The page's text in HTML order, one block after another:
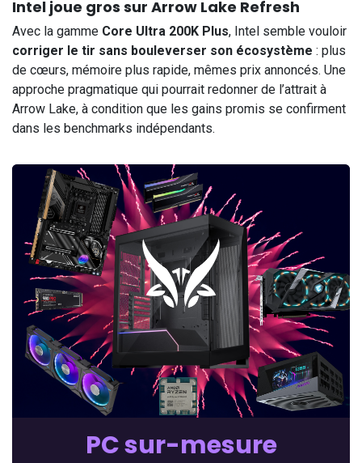
Intel joue gros sur Arrow Lake Refresh
Avec la gamme Core Ultra 200K Plus, Intel semble vouloir
corriger le tir sans bouleverser son écosystème : plus
de cœurs, mémoire plus rapide, mêmes prix annoncés. Une
approche pragmatique qui pourrait redonner de l’attrait à
Arrow Lake, à condition que les gains promis se confirment
dans les benchmarks indépendants.
PC sur-mesure